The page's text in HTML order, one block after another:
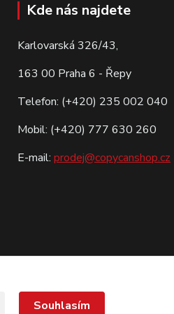
Kde nás najdete
Karlovarská 326/43,
163 00 Praha 6 - Řepy
Telefon: (+420) 235 002 040
Mobil: (+420) 777 630 260
E-mail: prodej@copycanshop.cz
Souhlasím